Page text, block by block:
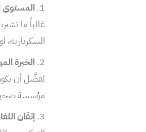
1. المستوى
غالباً ما
السكرتارية،
2. الخبرة
يُفضَّل أن
مؤسسة
3. إتقان